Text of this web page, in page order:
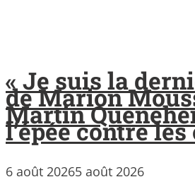
« Je suis la
de Marion
Martin
l’épée contre
6 août 20265 août 2026